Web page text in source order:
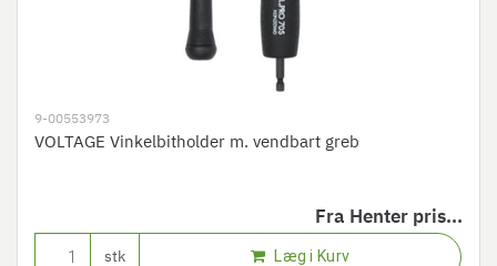
9-00553973
VOLTAGE Vinkelbitholder m. vendbart greb
Fra Henter pris...
stk Læg i Kurv